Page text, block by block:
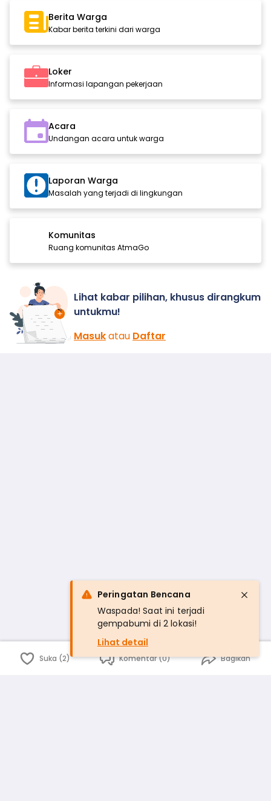
Berita Warga
Kabar berita terkini dari warga
Loker
Informasi lapangan pekerjaan
Acara
Undangan acara untuk warga
Laporan Warga
Masalah yang terjadi di lingkungan
Komunitas
Ruang komunitas AtmaGo
Lihat kabar pilihan, khusus dirangkum
untukmu!
Masukatau Daftar
Suka (2) Komentar (0) Bagikan
Peringatan Bencana
Waspada! Saat ini terjadi
gempabumi di 2 lokasi!
Lihat detail